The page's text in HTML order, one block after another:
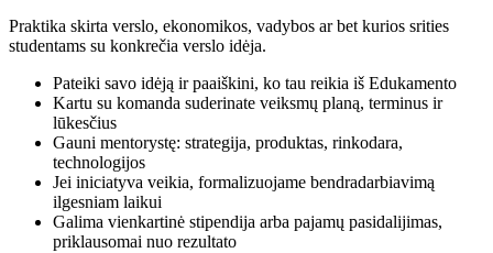
Praktika skirta verslo, ekonomikos, vadybos ar bet kurios srities
studentams su konkrečia verslo idėja.
Pateiki savo idėją ir paaiškini, ko tau reikia iš Edukamento
Kartu su komanda suderinate veiksmų planą, terminus ir
lūkesčius
Gauni mentorystę: strategija, produktas, rinkodara,
technologijos
Jei iniciatyva veikia, formalizuojame bendradarbiavimą
ilgesniam laikui
Galima vienkartinė stipendija arba pajamų pasidalijimas,
priklausomai nuo rezultato